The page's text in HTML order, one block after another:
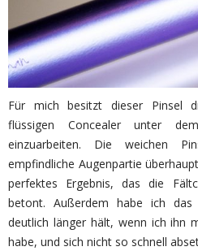
Für mich besitzt dieser Pinsel
flüssigen Concealer unter
einzuarbeiten. Die weichen
empfindliche Augenpartie
perfektes Ergebnis, das die
betont. Außerdem habe ich das
deutlich länger hält, wenn ich ihn
habe, und sich nicht so schnell